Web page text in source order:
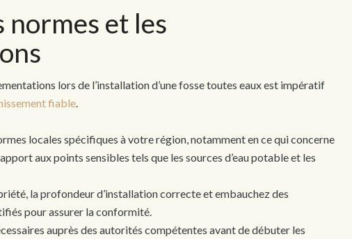
normes et les
lors de l’installation d’une fosse toutes eaux est impératif
fiable
locales spécifiques à votre région, notamment en ce qui concerne
aux points sensibles tels que les sources d’eau potable et les
la profondeur d’installation correcte et embauchez des
pour assurer la conformité.
auprès des autorités compétentes avant de débuter les